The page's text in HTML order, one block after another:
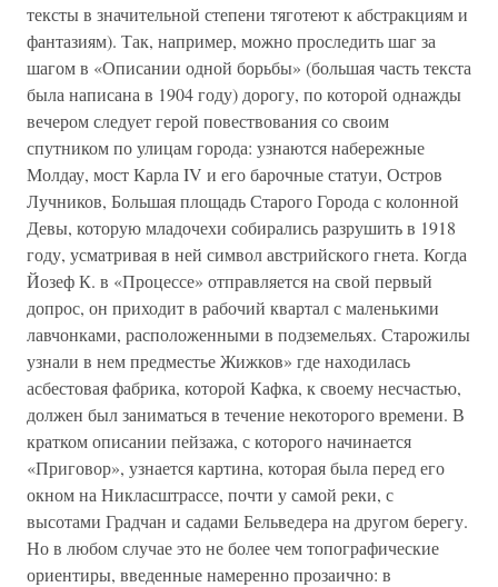
тексты в значительной степени тяготеют к абстракциям и
фантазиям). Так, например, можно проследить шаг за
шагом в «Описании одной борьбы» (большая часть текста
была написана в 1904 году) дорогу, по которой однажды
вечером следует герой повествования со своим
спутником по улицам города: узнаются набережные
Молдау, мост Карла IV и его барочные статуи, Остров
Лучников, Большая площадь Старого Города с колонной
Девы, которую младочехи собирались разрушить в 1918
году, усматривая в ней символ австрийского гнета. Когда
Йозеф К. в «Процессе» отправляется на свой первый
допрос, он приходит в рабочий квартал с маленькими
лавчонками, расположенными в подземельях. Старожилы
узнали в нем предместье Жижков» где находилась
асбестовая фабрика, которой Кафка, к своему несчастью,
должен был заниматься в течение некоторого времени. В
кратком описании пейзажа, с которого начинается
«Приговор», узнается картина, которая была перед его
окном на Никласштрассе, почти у самой реки, с
высотами Градчан и садами Бельведера на другом берегу.
Но в любом случае это не более чем топографические
ориентиры, введенные намеренно прозаично: в